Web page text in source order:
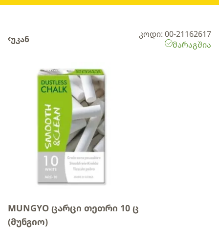
უკან
კოდი: 00-21162617
მარაგშია
MUNGYO ცარცი თეთრი 10 ც
(მუნგიო)